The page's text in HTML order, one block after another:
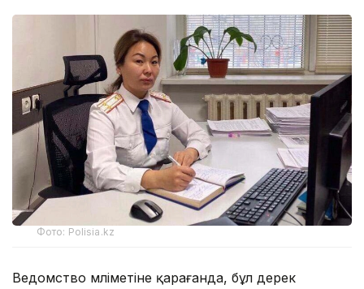
Фото: Polisia.kz
Ведомство мәліметіне қарағанда, бұл дерек